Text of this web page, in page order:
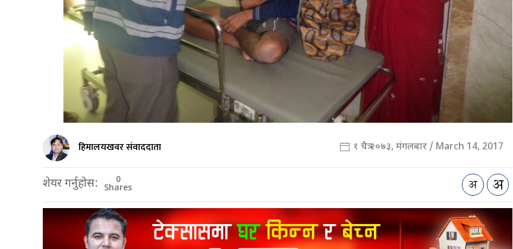
हिमालयखवर संवाददाता १ चैत्र २०७३, मंगलबार / March 14, 2017
शेयर गर्नुहोस: 0
Shares